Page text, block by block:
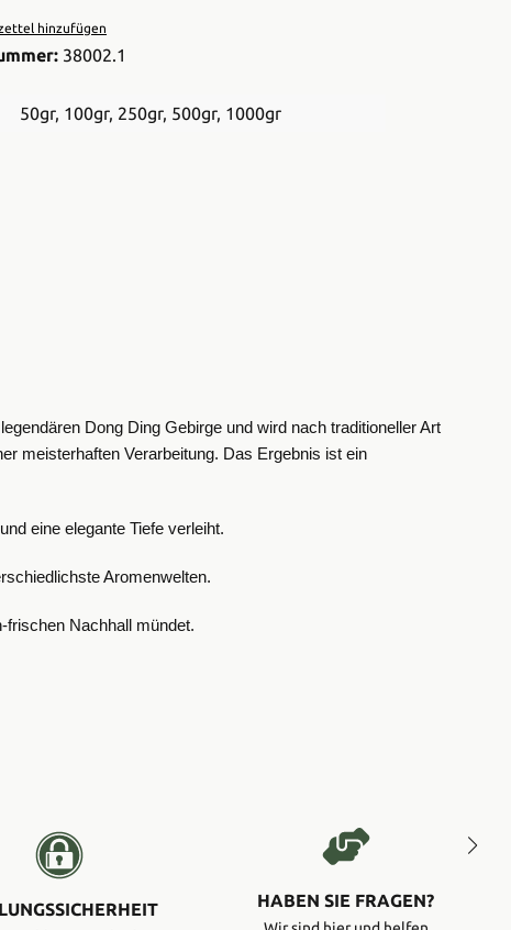
hinzufügen
38002.1
50gr, 100gr, 250gr, 500gr, 1000gr
Dong Ding Gebirge und wird nach traditioneller Art
meisterhaften Verarbeitung. Das Ergebnis ist ein
eine elegante Tiefe verleiht.
Aromenwelten.
frischen Nachhall mündet.
HABEN SIE FRAGEN?